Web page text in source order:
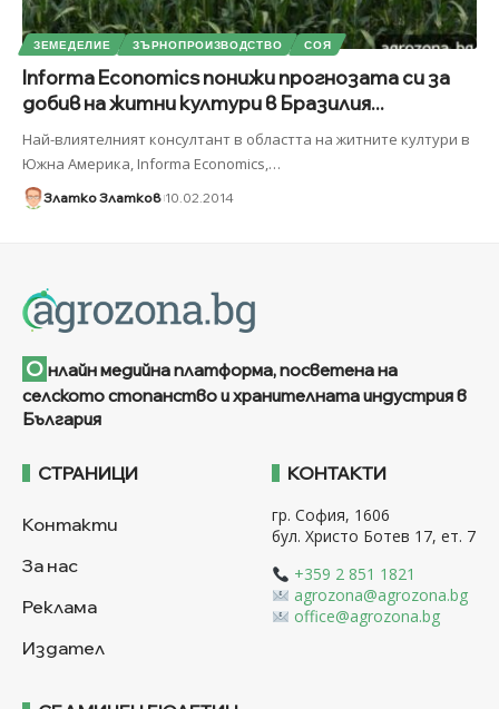
ЗЕМЕДЕЛИЕ ЗЪРНОПРОИЗВОДСТВО СОЯ
Informa Economics понижи прогнозата си за
добив на житни култури в Бразилия...
Най-влиятелният консултант в областта на житните култури в
Южна Америка, Informa Economics,…
Златко Златков 10.02.2014
О нлайн медийна платформа, посветена на
селското стопанство и хранителната индустрия в
България
СТРАНИЦИ
Контакти
За нас
Реклама
Издател
КОНТАКТИ
гр. София, 1606
бул. Христо Ботев 17, ет. 7
+359 2 851 1821
agrozona@agrozona.bg
office@agrozona.bg